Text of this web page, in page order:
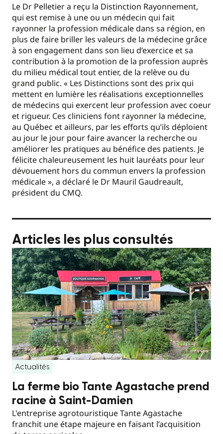
Le Dr Pelletier a reçu la Distinction Rayonnement,
qui est remise à une ou un médecin qui fait
rayonner la profession médicale dans sa région, en
plus de faire briller les valeurs de la médecine grâce
à son engagement dans son lieu d’exercice et sa
contribution à la promotion de la profession auprès
du milieu médical tout entier, de la relève ou du
grand public. « Les Distinctions sont des prix qui
mettent en lumière les réalisations exceptionnelles
de médecins qui exercent leur profession avec coeur
et rigueur. Ces cliniciens font rayonner la médecine,
au Québec et ailleurs, par les efforts qu’ils déploient
au jour le jour pour faire avancer la recherche ou
améliorer les pratiques au bénéfice des patients. Je
félicite chaleureusement les huit lauréats pour leur
dévouement hors du commun envers la profession
médicale », a déclaré le Dr Mauril Gaudreault,
président du CMQ.
Articles les plus consultés
Actualités
La ferme bio Tante Agastache prend
racine à Saint-Damien
L'entreprise agrotouristique Tante Agastache
franchit une étape majeure en faisant l’acquisition